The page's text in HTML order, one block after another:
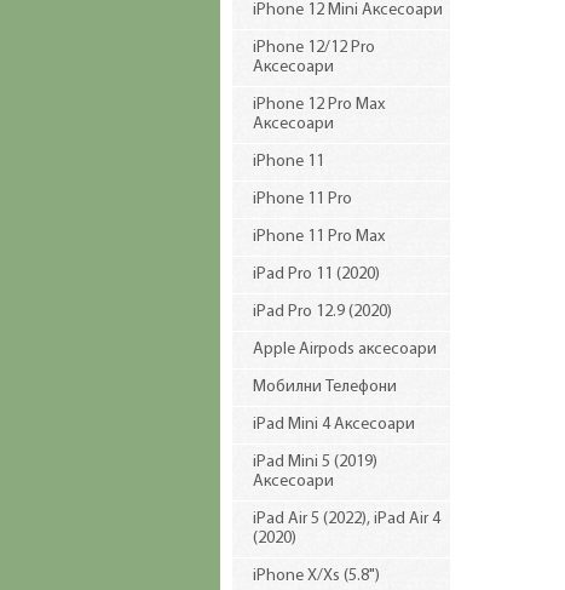
iPhone 12 Mini Аксесоари
iPhone 12/12 Pro
Аксесоари
iPhone 12 Pro Max
Аксесоари
iPhone 11
iPhone 11 Pro
iPhone 11 Pro Max
iPad Pro 11 (2020)
iPad Pro 12.9 (2020)
Apple Airpods аксесоари
Мобилни Телефони
iPad Mini 4 Аксесоари
iPad Mini 5 (2019)
Аксесоари
iPad Air 5 (2022), iPad Air 4
(2020)
iPhone X/Xs (5.8")